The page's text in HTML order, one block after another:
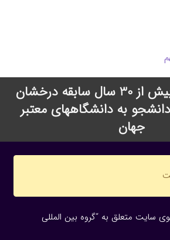
CIS Group با بیش از 30 سال سابقه درخشان
دانشجو به دانشگاههای معتبر
جهان
سایت متعلق به “گروه بین المللی